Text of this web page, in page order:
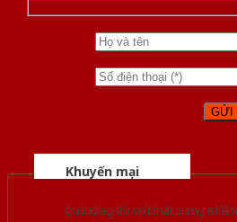
Khuyến mại
Quà tặng đồ nội thất trang trí